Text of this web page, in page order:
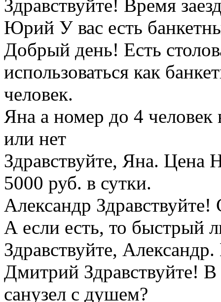
Здравствуйте! Время
Юрий У вас есть
Добрый день! Есть
использоваться как
человек.
Яна а номер до 4 человек
или нет
Здравствуйте, Яна. Цена
5000 руб. в сутки.
Александр Здравствуйте!
А если есть, то быстрый
Здравствуйте,
Дмитрий Здравствуйте!
санузел с душем?